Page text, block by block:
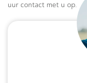
uur contact met u op.